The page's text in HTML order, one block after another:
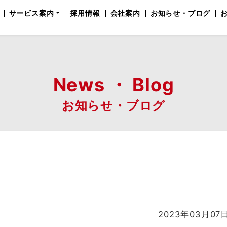
サービス案内 採用情報 会社案内 お知らせ・ブログ
News ・ Blog
お知らせ・ブログ
2023年03月07